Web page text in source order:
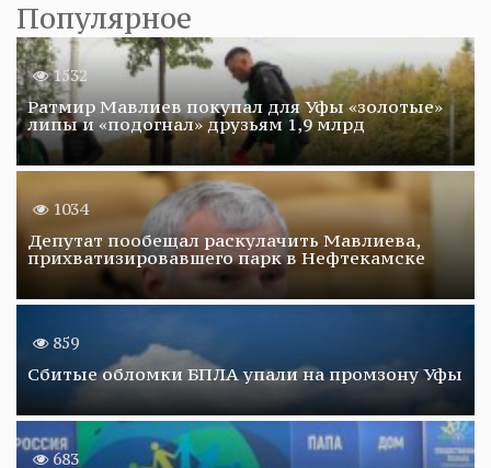
Популярное
1532
Ратмир Мавлиев покупал для Уфы «золотые»
липы и «подогнал» друзьям 1,9 млрд
1034
Депутат пообещал раскулачить Мавлиева,
прихватизировавшего парк в Нефтекамске
859
Сбитые обломки БПЛА упали на промзону Уфы
683